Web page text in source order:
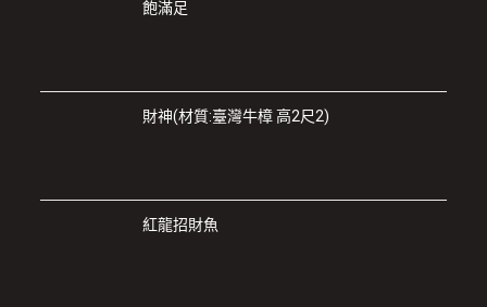
飽滿足
財神(材質:臺灣牛樟 高2尺2)
紅龍招財魚